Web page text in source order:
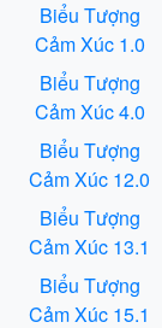
Biểu Tượng
Cảm Xúc 1.0
Biểu Tượng
Cảm Xúc 4.0
Biểu Tượng
Cảm Xúc 12.0
Biểu Tượng
Cảm Xúc 13.1
Biểu Tượng
Cảm Xúc 15.1